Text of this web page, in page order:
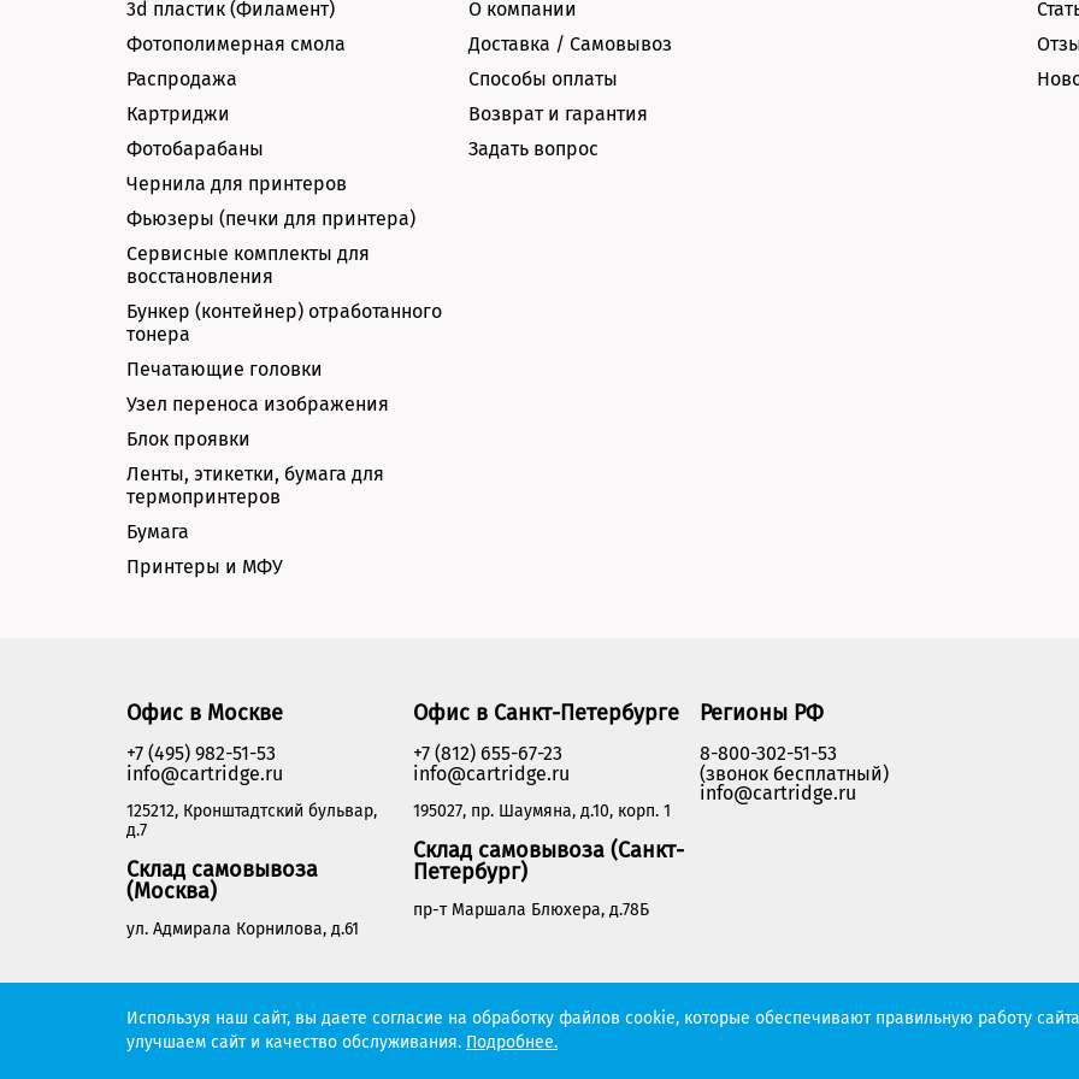
3d пластик (Филамент)
Фотополимерная смола
Распродажа
Картриджи
Фотобарабаны
Чернила для принтеров
Фьюзеры (печки для принтера)
Сервисные комплекты для
восстановления
Бункер (контейнер) отработанного
тонера
Печатающие головки
Узел переноса изображения
Блок проявки
Ленты, этикетки, бумага для
термопринтеров
Бумага
Принтеры и МФУ
О компании
Доставка / Самовывоз
Способы оплаты
Возврат и гарантия
Задать вопрос
Офис в Москве
+7 (495) 982-51-53
info@cartridge.ru
125212, Кронштадтский бульвар,
д.7
Склад самовывоза
(Москва)
ул. Адмирала Корнилова, д.61
Офис в Санкт-Петербурге
+7 (812) 655-67-23
info@cartridge.ru
195027, пр. Шаумяна, д.10, корп. 1
Склад самовывоза (Санкт-
Петербург)
пр-т Маршала Блюхера, д.78Б
Регионы РФ
8-800-302-51-53
(звонок бесплатный)
info@cartridge.ru
Cartridge.ru 2012-2026. Все права защищены Политика конфиденциальности
Используя наш сайт, вы даете согласие на обработку файлов cookie, которые обеспечивают правильную работу
улучшаем сайт и качество обслуживания. Подробнее.